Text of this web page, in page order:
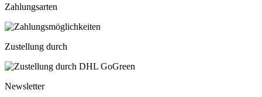
Zahlungsarten
Zustellung durch
Newsletter